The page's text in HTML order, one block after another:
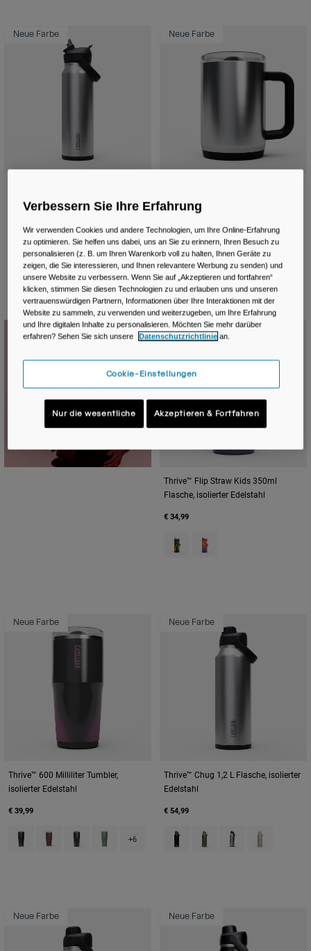
Neue Farbe
isolierter Edelstahl
Product swatch type of Black.
Product swatch type of Moss Green.
Product swatch type of Navy.
Product swatch type of Stainless.
Neue Farbe
Edelstahl
Product swatch type of Black.
Product swatch type of
Product swatch
Product
Thrive™ Flip Straw Kids 350ml
Flasche, isolierter Edelstahl
€ 34,99
Product swatch type of
Product swatch type of
Neue Farbe
Thrive™ 600 Milliliter Tumbler,
isolierter Edelstahl
€ 39,99
Product swatch type of Black.
Product swatch type of Burnt Umber.
Product swatch type of Lavender Dawn.
Product swatch type of Moss Green.
+6
Neue Farbe
Thrive™ Chug 1,2 L Flasche, isolierter
Edelstahl
€ 54,99
Product swatch type of Black.
Product swatch type of
Product swatch
Product
Neue Farbe Neue Farbe
Verbessern Sie Ihre Erfahrung
Wir verwenden Cookies und andere Technologien, um Ihre Online-Erfahrung
zu optimieren. Sie helfen uns dabei, uns an Sie zu erinnern, Ihren Besuch zu
personalisieren (z. B. um Ihren Warenkorb voll zu halten, Ihnen Geräte zu
zeigen, die Sie interessieren, und Ihnen relevantere Werbung zu senden) und
unsere Website zu verbessern. Wenn Sie auf „Akzeptieren und fortfahren“
klicken, stimmen Sie diesen Technologien zu und erlauben uns und unseren
vertrauenswürdigen Partnern, Informationen über Ihre Interaktionen mit der
Website zu sammeln, zu verwenden und weiterzugeben, um Ihre Erfahrung
und Ihre digitalen Inhalte zu personalisieren. Möchten Sie mehr darüber
erfahren? Sehen Sie sich unsere
Datenschutzrichtlinie an.
Cookie-Einstellungen
Nur die wesentliche Akzeptieren & Fortfahren